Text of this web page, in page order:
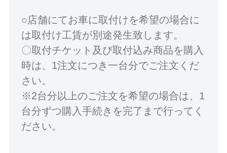
○店舗にてお車に取付けを希望の場合に
は取付け工賃が別途発生致します。
〇取付チケット及び取付込み商品を購入
時は、1注文につき一台分でご注文くだ
さい。
※2台分以上のご注文を希望の場合は、1
台分ずつ購入手続きを完了まで行ってく
ださい。